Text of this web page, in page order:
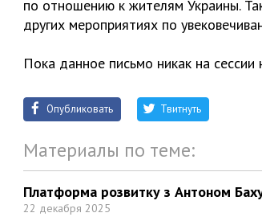
по отношению к жителям Украины.
других мероприятиях по
Пока данное письмо никак на сессии
Опубликовать Твитнуть
Материалы по теме:
Платформа розвитку з Антоном
22 декабря 2025